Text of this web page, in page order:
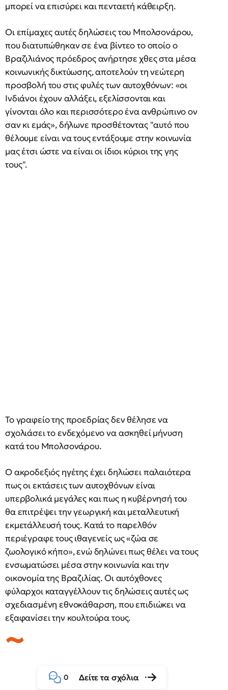
μπορεί να επισύρει και πενταετή κάθειρξη.
Οι επίμαχες αυτές δηλώσεις του Μπολσονάρου,
που διατυπώθηκαν σε ένα βίντεο το οποίο ο
Βραζιλιάνος πρόεδρος ανήρτησε χθες στα μέσα
κοινωνικής δικτύωσης, αποτελούν τη νεώτερη
προσβολή του στις φυλές των αυτοχθόνων: «οι
Ινδιάνοι έχουν αλλάξει, εξελίσσονται και
γίνονται όλο και περισσότερο ένα ανθρώπινο ον
σαν κι εμάς», δήλωνε προσθέτοντας "αυτό που
θέλουμε είναι να τους εντάξουμε στην κοινωνία
μας έτσι ώστε να είναι οι ίδιοι κύριοι της γης
τους".
Το γραφείο της προεδρίας δεν θέλησε να
σχολιάσει το ενδεχόμενο να ασκηθεί μήνυση
κατά του Μπολσονάρου.
Ο ακροδεξιός ηγέτης έχει δηλώσει παλαιότερα
πως οι εκτάσεις των αυτοχθόνων είναι
υπερβολικά μεγάλες και πως η κυβέρνησή του
θα επιτρέψει την γεωργική και μεταλλευτική
εκμετάλλευσή τους. Κατά το παρελθόν
περιέγραφε τους ιθαγενείς ως «ζώα σε
ζωολογικό κήπο», ενώ δηλώνει πως θέλει να τους
ενσωματώσει μέσα στην κοινωνία και την
οικονομία της Βραζιλίας. Οι αυτόχθονες
φύλαρχοι καταγγέλλουν τις δηλώσεις αυτές ως
σχεδιασμένη εθνοκάθαρση, που επιδιώκει να
εξαφανίσει την κουλτούρα τους.
0 Δείτε τα σχόλια